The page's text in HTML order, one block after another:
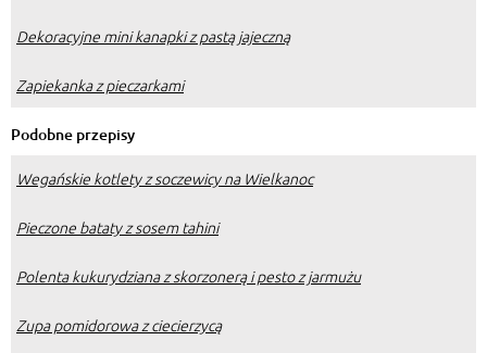
Dekoracyjne mini kanapki z pastą jajeczną
Zapiekanka z pieczarkami
Podobne przepisy
Wegańskie kotlety z soczewicy na Wielkanoc
Pieczone bataty z sosem tahini
Polenta kukurydziana z skorzonerą i pesto z jarmużu
Zupa pomidorowa z ciecierzycą